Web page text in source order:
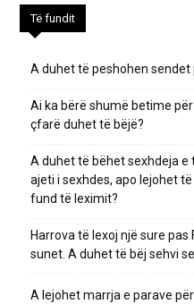
Të fundit
A duhet të peshohen sendet
Ai ka bërë shumë betime
çfarë duhet të bëjë?
A duhet të bëhet sexhdeja
ajeti i sexhdes, apo lejohet
fund të leximit?
Harrova të lexoj një sure
sunet. A duhet të bëj sehvi
A lejohet marrja e parave